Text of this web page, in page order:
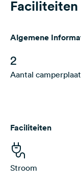
Faciliteiten
Algemene
2
Aantal
Faciliteiten
Stroom